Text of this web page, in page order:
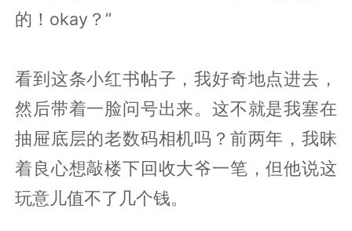
的！okay？”
看到这条小红书帖子，我好奇地点进去，
然后带着一脸问号出来。这不就是我塞在
抽屉底层的老数码相机吗？前两年，我昧
着良心想敲楼下回收大爷一笔，但他说这
玩意儿值不了几个钱。